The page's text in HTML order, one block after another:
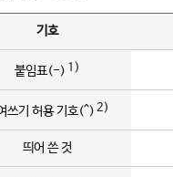
기호
붙임표(-) 1)
쓰기 허용 기호(^) 2)
띄어 쓴 것